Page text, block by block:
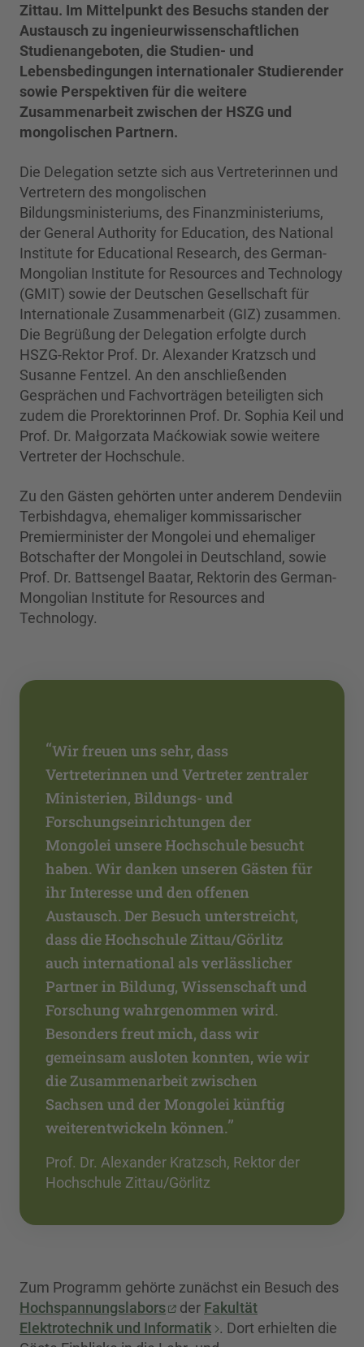
Zittau. Im Mittelpunkt des Besuchs standen der
Austausch zu ingenieurwissenschaftlichen
Studienangeboten, die Studien- und
Lebensbedingungen internationaler Studierender
sowie Perspektiven für die weitere
Zusammenarbeit zwischen der HSZG und
mongolischen Partnern.
Die Delegation setzte sich aus Vertreterinnen und
Vertretern des mongolischen
Bildungsministeriums, des Finanzministeriums,
der General Authority for Education, des National
Institute for Educational Research, des German-
Mongolian Institute for Resources and Technology
(GMIT) sowie der Deutschen Gesellschaft für
Internationale Zusammenarbeit (GIZ) zusammen.
Die Begrüßung der Delegation erfolgte durch
HSZG-Rektor Prof. Dr. Alexander Kratzsch und
Susanne Fentzel. An den anschließenden
Gesprächen und Fachvorträgen beteiligten sich
zudem die Prorektorinnen Prof. Dr. Sophia Keil und
Prof. Dr. Małgorzata Maćkowiak sowie weitere
Vertreter der Hochschule.
Zu den Gästen gehörten unter anderem Dendeviin
Terbishdagva, ehemaliger kommissarischer
Premierminister der Mongolei und ehemaliger
Botschafter der Mongolei in Deutschland, sowie
Prof. Dr. Battsengel Baatar, Rektorin des German-
Mongolian Institute for Resources and
Technology.
“Wir freuen uns sehr, dass
Vertreterinnen und Vertreter zentraler
Ministerien, Bildungs- und
Forschungseinrichtungen der
Mongolei unsere Hochschule besucht
haben. Wir danken unseren Gästen für
ihr Interesse und den offenen
Austausch. Der Besuch unterstreicht,
dass die Hochschule Zittau/Görlitz
auch international als verlässlicher
Partner in Bildung, Wissenschaft und
Forschung wahrgenommen wird.
Besonders freut mich, dass wir
gemeinsam ausloten konnten, wie wir
die Zusammenarbeit zwischen
Sachsen und der Mongolei künftig
weiterentwickeln können.”
Prof. Dr. Alexander Kratzsch, Rektor der
Hochschule Zittau/Görlitz
Zum Programm gehörte zunächst ein Besuch des
Hochspannungslabors
der Fakultät
Elektrotechnik und Informatik . Dort erhielten die